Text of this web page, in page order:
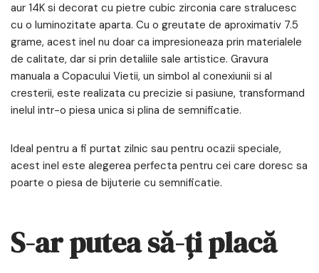
aur 14K si decorat cu pietre cubic zirconia care stralucesc
cu o luminozitate aparta. Cu o greutate de aproximativ 7.5
grame, acest inel nu doar ca impresioneaza prin materialele
de calitate, dar si prin detaliile sale artistice. Gravura
manuala a Copacului Vietii, un simbol al conexiunii si al
cresterii, este realizata cu precizie si pasiune, transformand
inelul intr-o piesa unica si plina de semnificatie.
Ideal pentru a fi purtat zilnic sau pentru ocazii speciale,
acest inel este alegerea perfecta pentru cei care doresc sa
poarte o piesa de bijuterie cu semnificatie.
S-ar putea să-ți placă